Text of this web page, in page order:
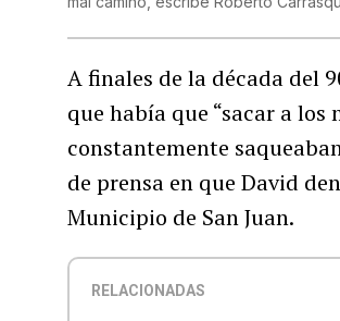
A finales de la década del
que había que “sacar a
constantemente
de prensa en que David
Municipio de San Juan.
RELACIONADAS